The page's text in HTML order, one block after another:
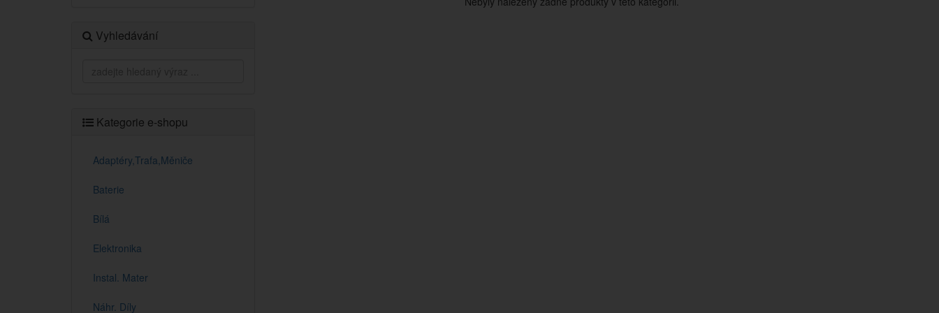
Vyhledávání
Kategorie e-shopu
Adaptéry,Trafa,Měniče
Baterie
Bílá
Elektronika
Instal. Mater
Náhr. Díly